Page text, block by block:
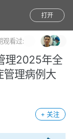
打开
观看过:
理2025年全
管理病例大
+ 关注